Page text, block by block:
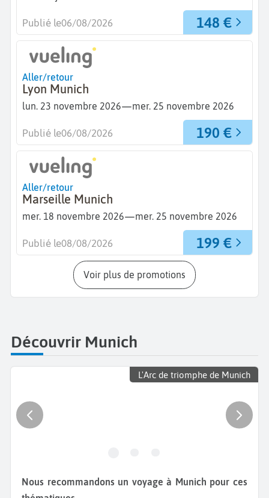
148 €
Publié le06/08/2026
Aller/retour
Lyon Munich
lun. 23 novembre 2026—mer. 25 novembre 2026
190 €
Publié le06/08/2026
Aller/retour
Marseille Munich
mer. 18 novembre 2026—mer. 25 novembre 2026
199 €
Publié le08/08/2026
Voir plus de promotions
Découvrir Munich
L'Arc de triomphe de Munich
Nous recommandons un voyage à Munich pour ces